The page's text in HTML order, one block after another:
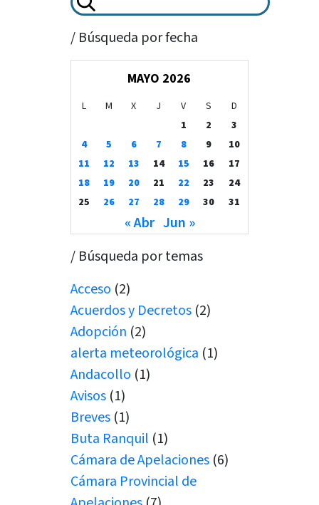
/ Búsqueda por fecha
MAYO 2026
L M X J V S
D
1
2
3
4
5 6 7 8 9
10
11
12 13 14 15 16
17
18
19 20 21 22 23
24
25
26 27 28 29 30 31
« Abr Jun »
/ Búsqueda por temas
Acceso (2)
Acuerdos y Decretos (2)
Adopción (2)
alerta meteorológica (1)
Andacollo (1)
Avisos (1)
Breves (1)
Buta Ranquil (1)
Cámara de Apelaciones (6)
Cámara Provincial de